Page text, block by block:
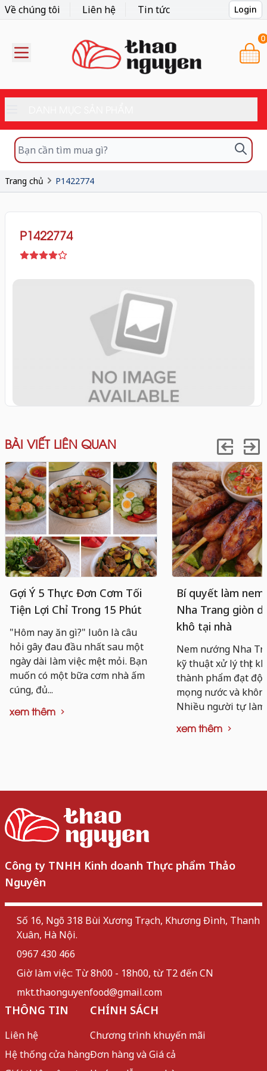
Về chúng tôi Liên hệ Tin tức Login
0
Trang chủ P1422774
P1422774
BÀI VIẾT LIÊN QUAN
Gợi Ý 5 Thực Đơn Cơm Tối
Tiện Lợi Chỉ Trong 15 Phút
"Hôm nay ăn gì?" luôn là câu
hỏi gây đau đầu nhất sau một
ngày dài làm việc mệt mỏi. Bạn
muốn có một bữa cơm nhà ấm
cúng, đủ...
xem thêm
Bí quyết làm
Nha Trang giòn
khô tại nhà
Nem nướng Nha
kỹ thuật xử lý thịt
thành phẩm đạt độ
mọng nước và
Nhiều người tự
xem thêm
Công ty TNHH Kinh doanh Thực phẩm Thảo
Nguyên
Số 16, Ngõ 318 Bùi Xương Trạch, Khương Đình, Thanh
Xuân, Hà Nội.
0967 430 466
Giờ làm việc: Từ 8h00 - 18h00, từ T2 đến CN
mkt.thaonguyenfood@gmail.com
THÔNG TIN
Liên hệ
Hệ thống cửa hàng
CHÍNH SÁCH
Chương trình khuyến mãi
Đơn hàng và Giá cả